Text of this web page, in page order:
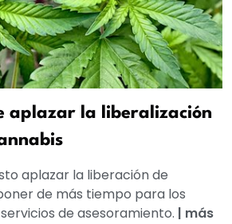
aplazar la liberalización
aplazar la liberación de
de más tiempo para los
de asesoramiento. | más